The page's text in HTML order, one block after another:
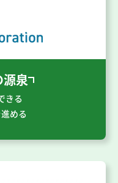
泉
きる
める